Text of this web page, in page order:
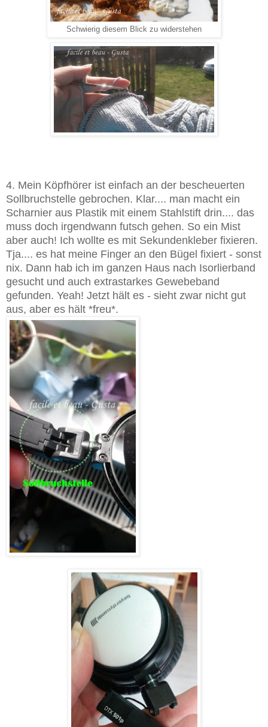
Schwierig diesem Blick zu widerstehen
4. Mein Köpfhörer ist einfach an der bescheuerten
Sollbruchstelle gebrochen. Klar.... man macht ein
Scharnier aus Plastik mit einem Stahlstift drin.... das
muss doch irgendwann futsch gehen. So ein Mist
aber auch! Ich wollte es mit Sekundenkleber fixieren.
Tja.... es hat meine Finger an den Bügel fixiert - sonst
nix. Dann hab ich im ganzen Haus nach Isorlierband
gesucht und auch extrastarkes Gewebeband
gefunden. Yeah! Jetzt hält es - sieht zwar nicht gut
aus, aber es hält *freu*.